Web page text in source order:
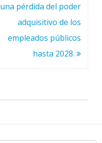
una pérdida del poder
adquisitivo de los
empleados públicos
hasta 2028.